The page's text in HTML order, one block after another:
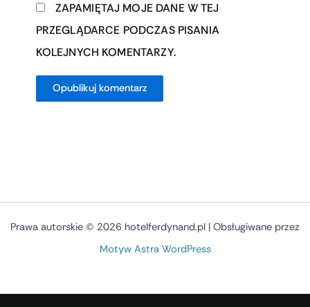
ZAPAMIĘTAJ MOJE DANE W TEJ
PRZEGLĄDARCE PODCZAS PISANIA
KOLEJNYCH KOMENTARZY.
Prawa autorskie © 2026 hotelferdynand.pl | Obsługiwane przez
Motyw Astra WordPress